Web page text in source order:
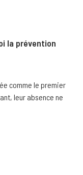
la prévention
comme le premier
leur absence ne